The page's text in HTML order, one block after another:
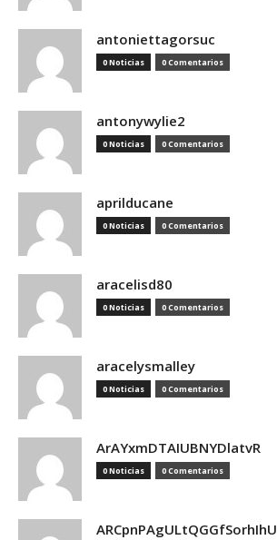
antoniettagorsuc
0 Noticias 0 Comentarios
antonywylie2
0 Noticias 0 Comentarios
aprilducane
0 Noticias 0 Comentarios
aracelisd80
0 Noticias 0 Comentarios
aracelysmalley
0 Noticias 0 Comentarios
ArAYxmDTAIUBNYDlatvR
0 Noticias 0 Comentarios
ARCpnPAgULtQGGfSorhIhU